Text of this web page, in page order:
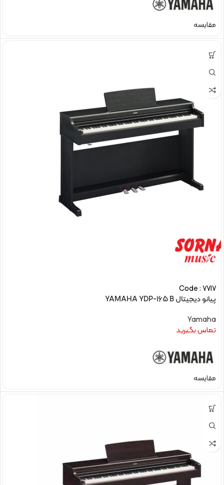
مقایسه
Code : 7717
پیانو دیجیتال YAMAHA YDP-165 B
Yamaha
تماس بگیرید
مقایسه